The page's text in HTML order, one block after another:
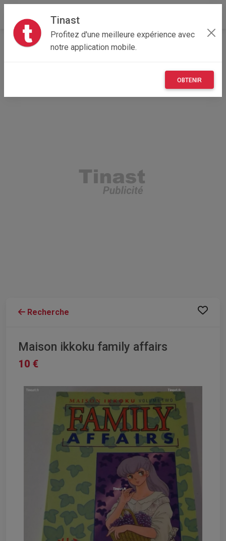
Tinast
Profitez d'une meilleure expérience avec
notre application mobile.
OBTENIR
Accueil Loisirs Auvergne-Rhône-Alpes
Recherche
Maison ikkoku family affairs
10 €